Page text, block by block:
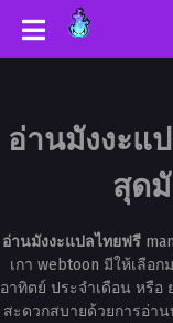
อ่านมังงะแ
สุด
อ่านมังงะแปลไทยฟรี
เกา webtoon มีให้เลือ
อาทิตย์ ประจำเดือน หรือ
สะดวกสบายด้วยการอ่า